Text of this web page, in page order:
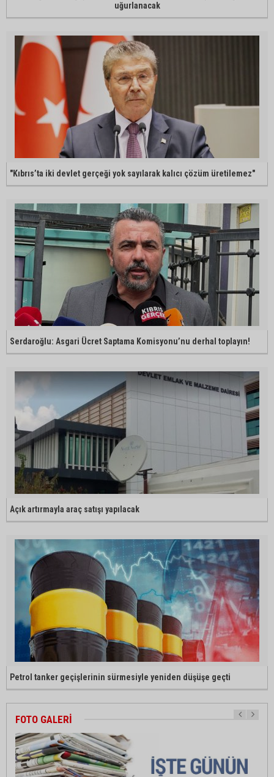
uğurlanacak
"Kıbrıs’ta iki devlet gerçeği yok sayılarak kalıcı çözüm üretilemez"
Serdaroğlu: Asgari Ücret Saptama Komisyonu’nu derhal toplayın!
Açık artırmayla araç satışı yapılacak
Petrol tanker geçişlerinin sürmesiyle yeniden düşüşe geçti
FOTO GALERİ